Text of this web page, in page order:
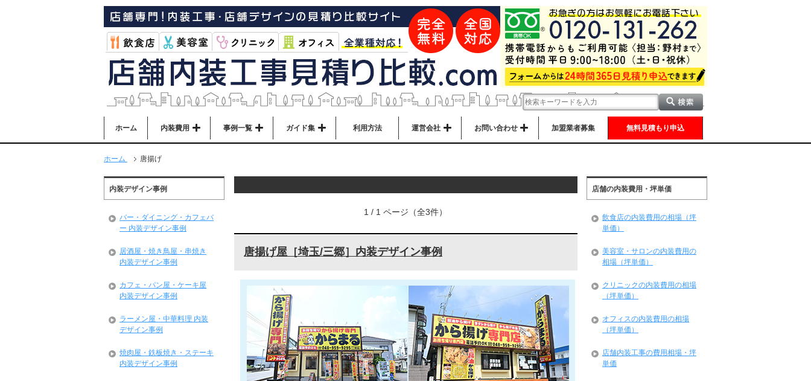
ホーム 内装費用 事例一覧 ガイド集 利用方法 運営会社 お問い合わせ 加盟業者募集 無料見積もり申込
ホーム 唐揚げ
1 / 1 ページ（全3件）
唐揚げ屋［埼玉/三郷］内装デザイン事例
内装デザイン事例
バー・ダイニング・カフェバ
ー 内装デザイン事例
居酒屋・焼き鳥屋・串焼き
内装デザイン事例
カフェ・パン屋・ケーキ屋
内装デザイン事例
ラーメン屋・中華料理 内装
デザイン事例
焼肉屋・鉄板焼き・ステーキ
内装デザイン事例
店舗の内装費用・坪単価
飲食店の内装費用の相場（坪
単価）
美容室・サロンの内装費用の
相場（坪単価）
クリニックの内装費用の相場
（坪単価）
オフィスの内装費用の相場
（坪単価）
店舗内装工事の費用相場・坪
単価